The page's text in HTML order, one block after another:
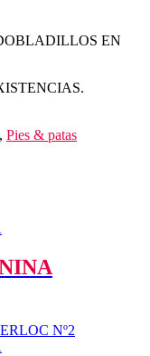
EN
, Pies & patas